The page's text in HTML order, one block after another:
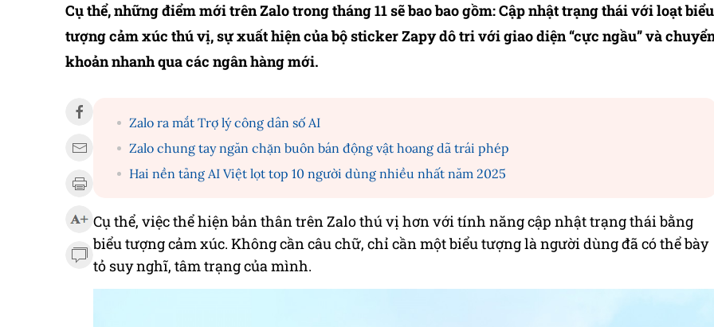
Cụ thể, những điểm mới trên Zalo trong tháng 11 sẽ bao bao gồm: Cập nhật trạng thái với loạt biểu
tượng cảm xúc thú vị, sự xuất hiện của bộ sticker Zapy dô tri với giao diện “cực ngầu” và
khoản nhanh qua các ngân hàng mới.
Zalo ra mắt Trợ lý công dân số AI
Zalo chung tay ngăn chặn buôn bán động vật hoang dã trái phép
Hai nền tảng AI Việt lọt top 10 người dùng nhiều nhất năm 2025
Cụ thể, việc thể hiện bản thân trên Zalo thú vị hơn với tính năng cập nhật trạng thái bằng
biểu tượng cảm xúc. Không cần câu chữ, chỉ cần một biểu tượng là người dùng đã có thể bày
tỏ suy nghĩ, tâm trạng của mình.